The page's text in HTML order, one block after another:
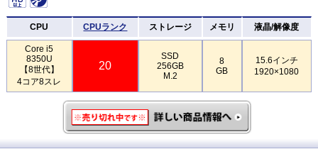
CPU CPUランク ストレージ メモリ 液晶/解像度
Core i5
8350U
【8世代】
4コア8スレ
20
SSD
256GB
M.2
8
GB
15.6インチ
1920×1080